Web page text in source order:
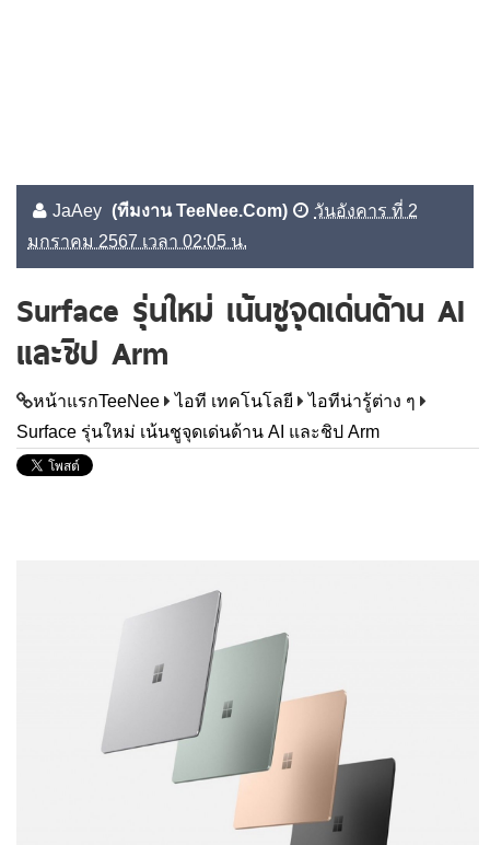
JaAey (ทีมงาน TeeNee.Com)
วันอังคาร ที่ 2
มกราคม 2567 เวลา 02:05 น.
Surface รุ่นใหม่ เน้นชูจุดเด่นด้าน AI
และชิป Arm
หน้าแรกTeeNee ไอที เทคโนโลยี
ไอทีน่ารู้ต่าง ๆ
Surface รุ่นใหม่ เน้นชูจุดเด่นด้าน AI และชิป Arm